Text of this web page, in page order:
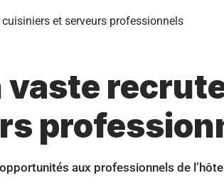
et serveurs professionnels
vaste
aux professionnels de